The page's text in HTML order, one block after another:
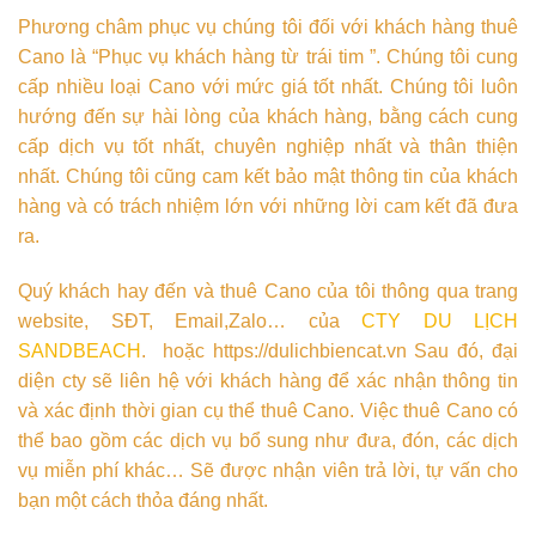
Phương châm phục vụ chúng tôi đối với khách hàng thuê
Cano là “Phục vụ khách hàng từ trái tim ”. Chúng tôi cung
cấp nhiều loại Cano với mức giá tốt nhất. Chúng tôi luôn
hướng đến sự hài lòng của khách hàng, bằng cách cung
cấp dịch vụ tốt nhất, chuyên nghiệp nhất và thân thiện
nhất. Chúng tôi cũng cam kết bảo mật thông tin của khách
hàng và có trách nhiệm lớn với những lời cam kết đã đưa
ra.
Quý khách hay đến và thuê Cano của tôi thông qua trang
website, SĐT, Email,Zalo… của CTY DU LỊCH
SANDBEACH . hoặc https://dulichbiencat.vn Sau đó, đại
diện cty sẽ liên hệ với khách hàng để xác nhận thông tin
và xác định thời gian cụ thể thuê Cano. Việc thuê Cano có
thể bao gồm các dịch vụ bổ sung như đưa, đón, các dịch
vụ miễn phí khác… Sẽ được nhận viên trả lời, tự vấn cho
bạn một cách thỏa đáng nhất.